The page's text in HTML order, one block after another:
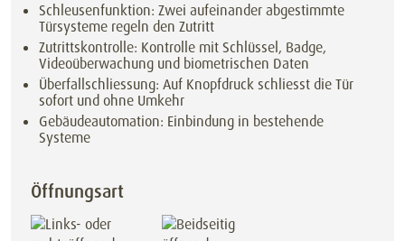
Schleusenfunktion: Zwei aufeinander abgestimmte
Türsysteme regeln den Zutritt
Zutrittskontrolle: Kontrolle mit Schlüssel, Badge,
Videoüberwachung und biometrischen Daten
Überfallschliessung: Auf Knopfdruck schliesst die Tür
sofort und ohne Umkehr
Gebäudeautomation: Einbindung in bestehende
Systeme
Öffnungsart